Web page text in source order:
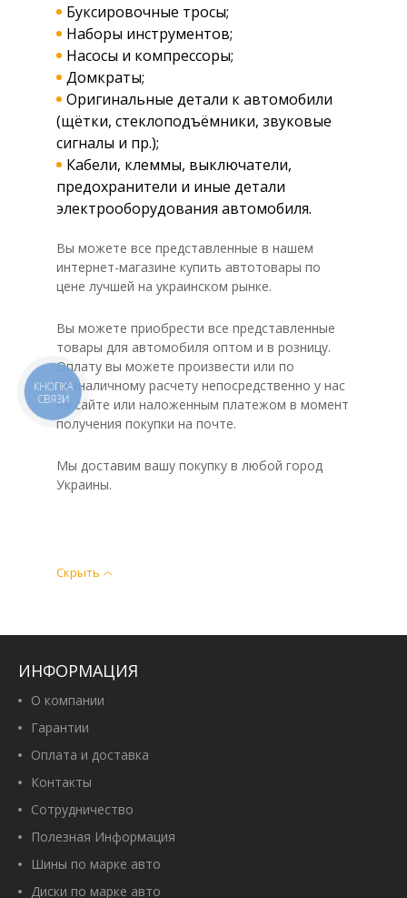
Буксировочные тросы;
Наборы инструментов;
Насосы и компрессоры;
Домкраты;
Оригинальные детали к автомобили
(щётки, стеклоподъёмники, звуковые
сигналы и пр.);
Кабели, клеммы, выключатели,
предохранители и иные детали
электрооборудования автомобиля.
Вы можете все представленные в нашем
интернет-магазине купить автотовары по
цене лучшей на украинском рынке.
Вы можете приобрести все представленные
товары для автомобиля оптом и в розницу.
Оплату вы можете произвести или по
безналичному расчету непосредственно у нас
на сайте или наложенным платежом в момент
получения покупки на почте.
Мы доставим вашу покупку в любой город
Украины.
Скрыть
ИНФОРМАЦИЯ
О компании
Гарантии
Оплата и доставка
Контакты
Сотрудничество
Полезная Информация
Шины по марке авто
Диски по марке авто
КНОПКА
СВЯЗИ